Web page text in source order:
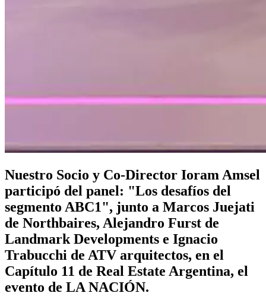
Nuestro Socio y Co-Director Ioram Amsel
participó del panel: "Los desafíos del
segmento ABC1", junto a Marcos Juejati
de Northbaires, Alejandro Furst de
Landmark Developments e Ignacio
Trabucchi de ATV arquitectos, en el
Capítulo 11 de Real Estate Argentina, el
evento de LA NACIÓN.